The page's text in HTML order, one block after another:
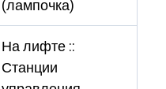
(лампочка)
На лифте ::
Станции